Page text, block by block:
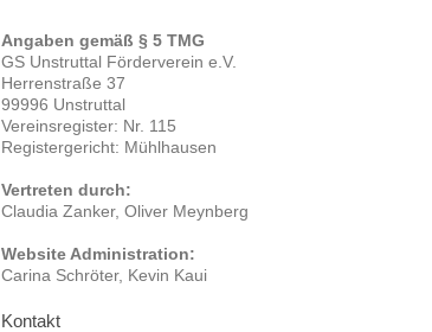
Angaben gemäß § 5 TMG
GS Unstruttal Förderverein e.V.
Herrenstraße 37
99996 Unstruttal
Vereinsregister: Nr. 115
Registergericht: Mühlhausen
Vertreten durch:
Claudia Zanker, Oliver Meynberg
Website Administration:
Carina Schröter, Kevin Kaui
Kontakt